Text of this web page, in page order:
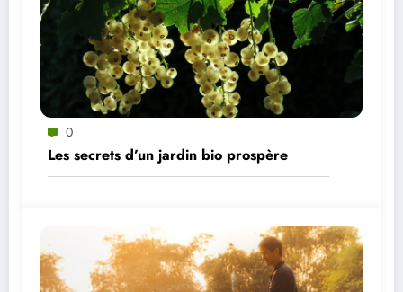
0
Les secrets d’un jardin bio prospère